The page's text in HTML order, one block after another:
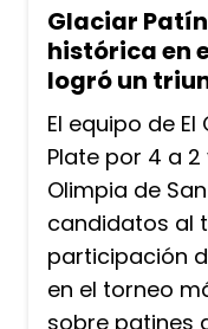
Glaciar
histórica en
logró un
El equipo de
Plate por 4 a
Olimpia de
candidatos al
participación
en el torneo
sobre patines